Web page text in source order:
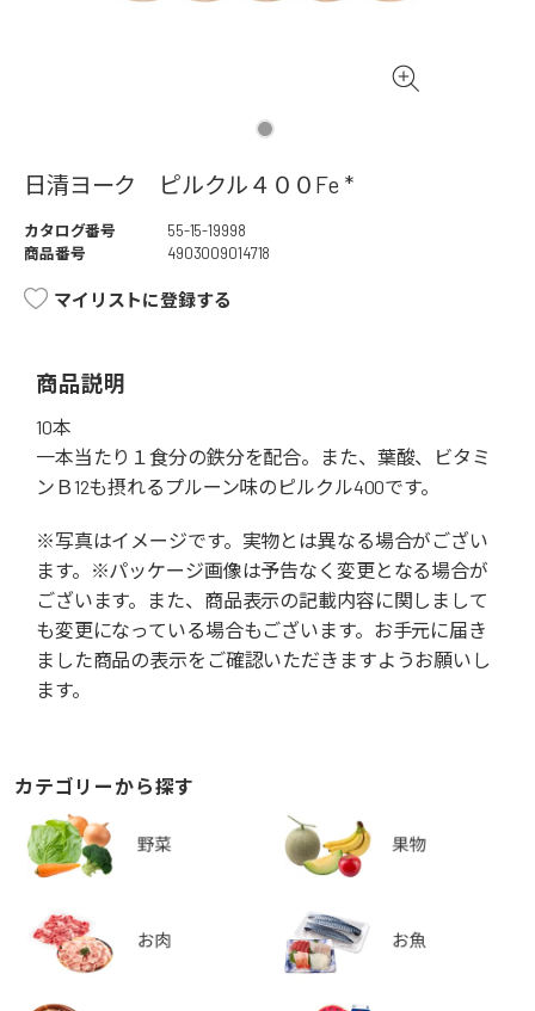
日清ヨーク ピルクル４００Fe *
カタログ番号
55-15-19998
商品番号
4903009014718
マイリストに登録する
商品説明
10本
一本当たり１食分の鉄分を配合。また、葉酸、ビタミ
ンＢ12も摂れるプルーン味のピルクル400です。
※写真はイメージです。実物とは異なる場合がござい
ます。※パッケージ画像は予告なく変更となる場合が
ございます。また、商品表示の記載内容に関しまして
も変更になっている場合もございます。お手元に届き
ました商品の表示をご確認いただきますようお願いし
ます。
カテゴリーから探す